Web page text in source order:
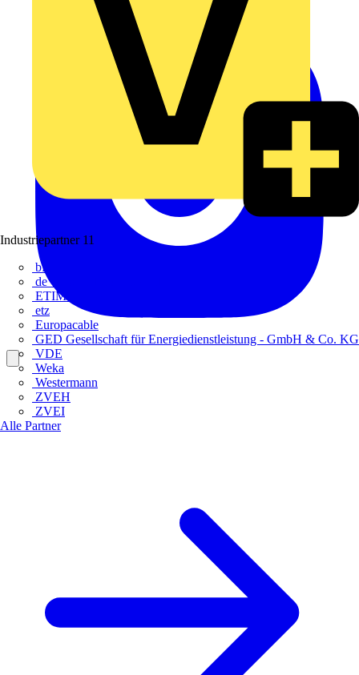
Industriepartner 11
bfe
de - das Elektrohandwerk
ETIM Deutschland eV
etz
Europacable
GED Gesellschaft für Energiedienstleistung - GmbH & Co. KG
VDE
Weka
Westermann
ZVEH
ZVEI
Alle Partner